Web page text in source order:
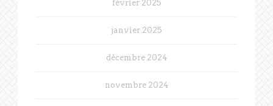
février 2025
janvier 2025
décembre 2024
novembre 2024